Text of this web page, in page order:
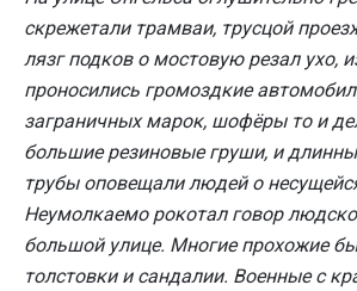
скрежетали трамваи, трусцой
лязг подков о мостовую резал ухо,
проносились громоздкие
заграничных марок, шофёры то и
большие резиновые груши, и
трубы оповещали людей о
Неумолкаемо рокотал говор
большой улице. Многие прохожие
толстовки и сандалии. Военные с